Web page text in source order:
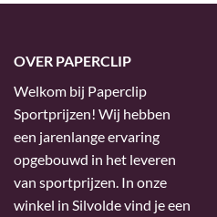
OVER PAPERCLIP
Welkom bij Paperclip
Sportprijzen! Wij hebben
een jarenlange ervaring
opgebouwd in het leveren
van sportprijzen. In onze
winkel in Silvolde vind je een